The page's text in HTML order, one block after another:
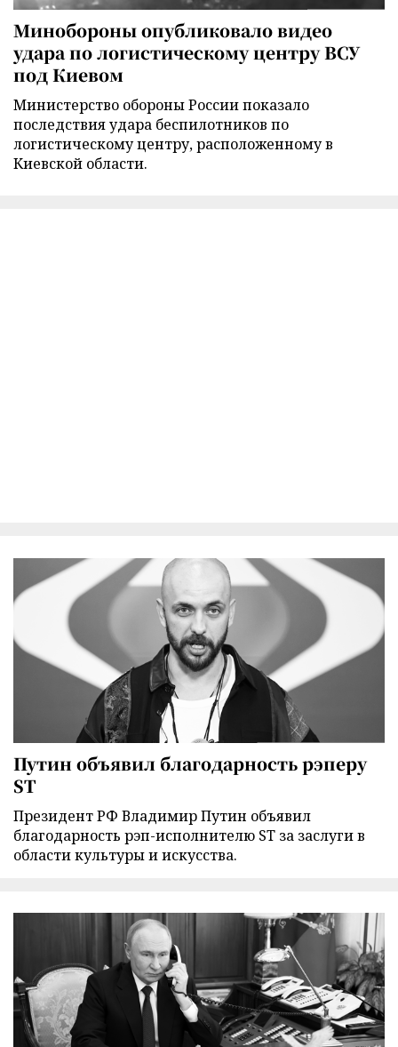
Минобороны опубликовало видео
удара по логистическому центру ВСУ
под Киевом
Министерство обороны России показало
последствия удара беспилотников по
логистическому центру, расположенному в
Киевской области.
Путин объявил благодарность рэперу
ST
Президент РФ Владимир Путин объявил
благодарность рэп-исполнителю ST за заслуги в
области культуры и искусства.